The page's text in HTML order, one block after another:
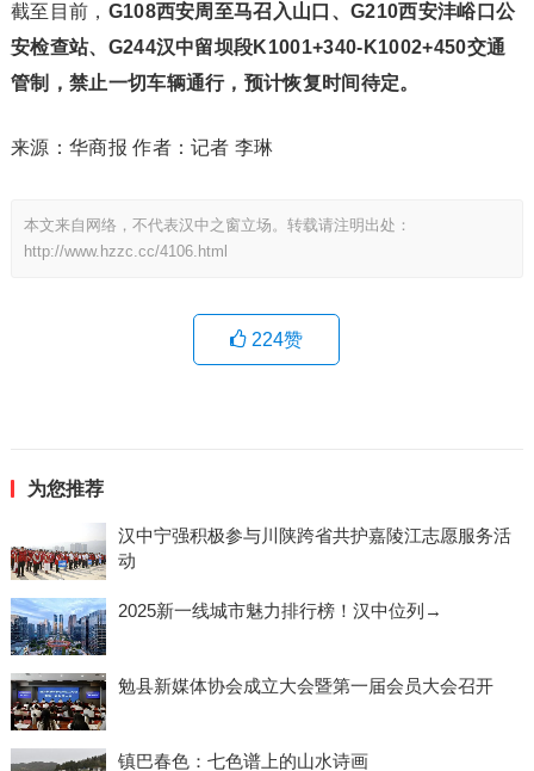
截至目前， G108西安周至马召入山口、G210西安沣峪口公
安检查站、G244汉中留坝段K1001+340-K1002+450交通
管制，禁止一切车辆通行，预计恢复时间待定。
来源：华商报 作者：记者 李琳
本文来自网络，不代表汉中之窗立场。转载请注明出处：
http://www.hzzc.cc/4106.html
224赞
为您推荐
汉中宁强积极参与川陕跨省共护嘉陵江志愿服务活
动
2025新一线城市魅力排行榜！汉中位列→
勉县新媒体协会成立大会暨第一届会员大会召开
镇巴春色：七色谱上的山水诗画